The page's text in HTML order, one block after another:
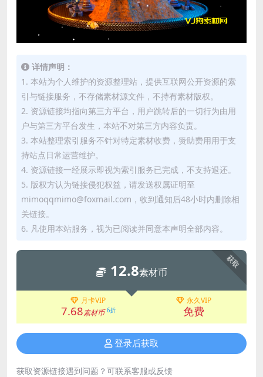
详情声明：
1. 本站为个人维护的资源整理站，提供互联网公开资源的索
引与链接服务，不存储素材源文件，不持有素材版权。
2. 资源链接均指向第三方平台，用户跳转后的一切行为由用
户与第三方平台发生，本站不对第三方内容负责。
3. 本站整理索引服务不针对特定素材收费，赞助费用用于支
持站点日常运营维护。
4. 资源链接一经展示即视为索引服务已完成，不支持退还。
5. 版权方认为链接侵犯权益，请发送权属证明至
mimoqqmimo@foxmail.com，收到通知后48小时内删除相
关链接。
6. 凡使用本站服务，视为已阅读并同意本声明全部内容。
获取
12.8素材币
月卡VIP
7.68素材币 6折
永久VIP
免费
登录后获取
获取资源链接遇到问题？可联系客服或反馈